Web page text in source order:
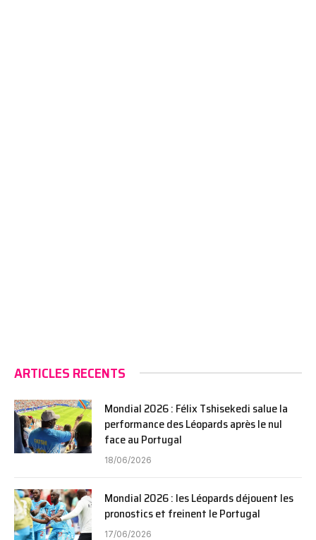
ARTICLES RECENTS
Mondial 2026 : Félix Tshisekedi salue la
performance des Léopards après le nul
face au Portugal
18/06/2026
Mondial 2026 : les Léopards déjouent les
pronostics et freinent le Portugal
17/06/2026